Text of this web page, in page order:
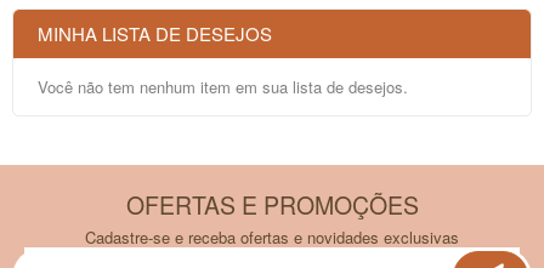
MINHA LISTA DE DESEJOS
Você não tem nenhum item em sua lista de desejos.
OFERTAS E PROMOÇÕES
Cadastre-se e receba ofertas e novidades exclusivas
Inscreva-